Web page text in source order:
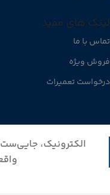
لینک های مفید
تماس با ما
فروش ویژه
درخواست تعمیرات
الکترونیک،